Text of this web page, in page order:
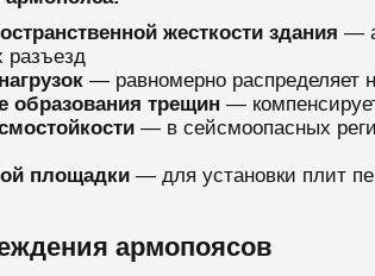
жесткости здания —
разъезд
— равномерно распределяет
образования трещин —
— в сейсмоопасных
площадки— для установки плит
армопоясов